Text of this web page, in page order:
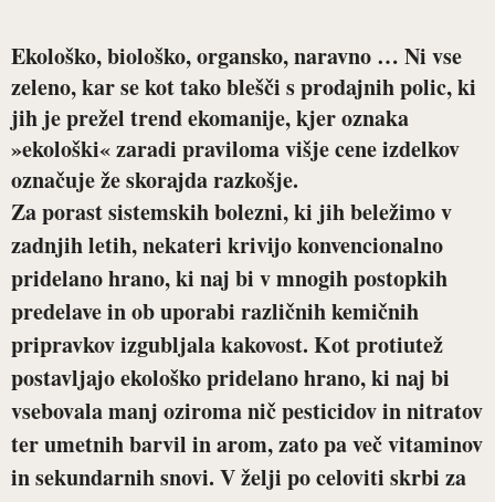
Ekološko, biološko, organsko, naravno … Ni vse
zeleno, kar se kot tako blešči s prodajnih polic, ki
jih je prežel trend ekomanije, kjer oznaka
»ekološki« zaradi praviloma višje cene izdelkov
označuje že skorajda razkošje.
Za porast sistemskih bolezni, ki jih beležimo v
zadnjih letih, nekateri krivijo konvencionalno
pridelano hrano, ki naj bi v mnogih postopkih
predelave in ob uporabi različnih kemičnih
pripravkov izgubljala kakovost. Kot protiutež
postavljajo ekološko pridelano hrano, ki naj bi
vsebovala manj oziroma nič pesticidov in nitratov
ter umetnih barvil in arom, zato pa več vitaminov
in sekundarnih snovi. V želji po celoviti skrbi za